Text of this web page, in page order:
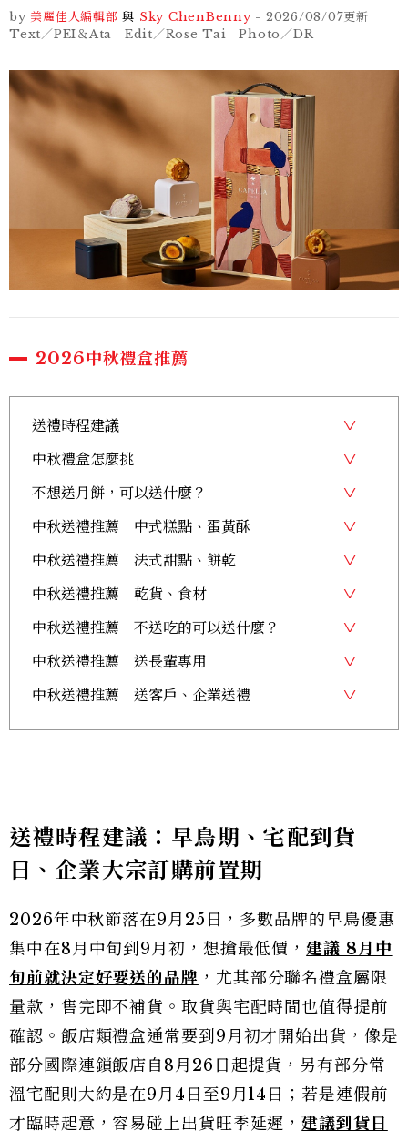
by 美麗佳人編輯部 與 Sky ChenBenny- 2026/08/07更新
Text／PEI＆Ata Edit／Rose Tai Photo／DR
2026中秋禮盒推薦
送禮時程建議
中秋禮盒怎麼挑
不想送月餅，可以送什麼？
中秋送禮推薦｜中式糕點、蛋黃酥
中秋送禮推薦｜法式甜點、餅乾
中秋送禮推薦｜乾貨、食材
中秋送禮推薦｜不送吃的可以送什麼？
中秋送禮推薦｜送長輩專用
中秋送禮推薦｜送客戶、企業送禮
送禮時程建議：早鳥期、宅配到貨
日、企業大宗訂購前置期
2026年中秋節落在9月25日，多數品牌的早鳥優惠
集中在8月中旬到9月初，想搶最低價，建議 8月中
旬前就決定好要送的品牌 ，尤其部分聯名禮盒屬限
量款，售完即不補貨。取貨與宅配時間也值得提前
確認。飯店類禮盒通常要到9月初才開始出貨，像是
部分國際連鎖飯店自8月26日起提貨，另有部分常
溫宅配則大約是在9月4日至9月14日；若是連假前
才臨時起意，容易碰上出貨旺季延遲，建議到貨日